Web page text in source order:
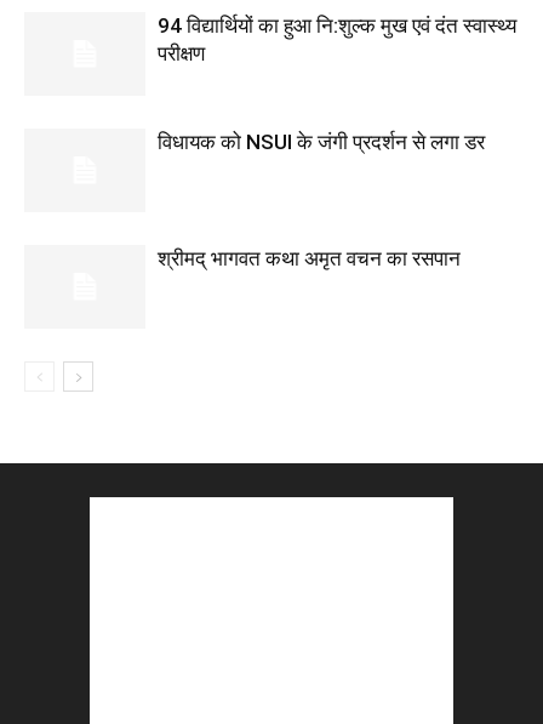
94 विद्यार्थियों का हुआ नि:शुल्क मुख एवं दंत स्वास्थ्य
परीक्षण
विधायक को NSUI के जंगी प्रदर्शन से लगा डर
श्रीमद् भागवत कथा अमृत वचन का रसपान